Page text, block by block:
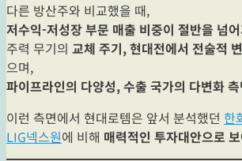
다른 방산주와 비교했을 때,
저수익-저성장 부문 매출 비중이 절반을 넘
주력 무기의 교체 주기, 현대전에서 전술적
으며,
파이프라인의 다양성, 수출 국가의 다변화
이런 측면에서 현대로템은 앞서 분석했던 한
LIG넥스원에 비해 매력적인 투자대안으로